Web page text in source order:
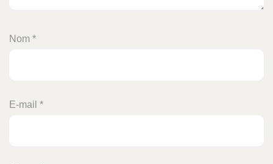
Nom *
E-mail *